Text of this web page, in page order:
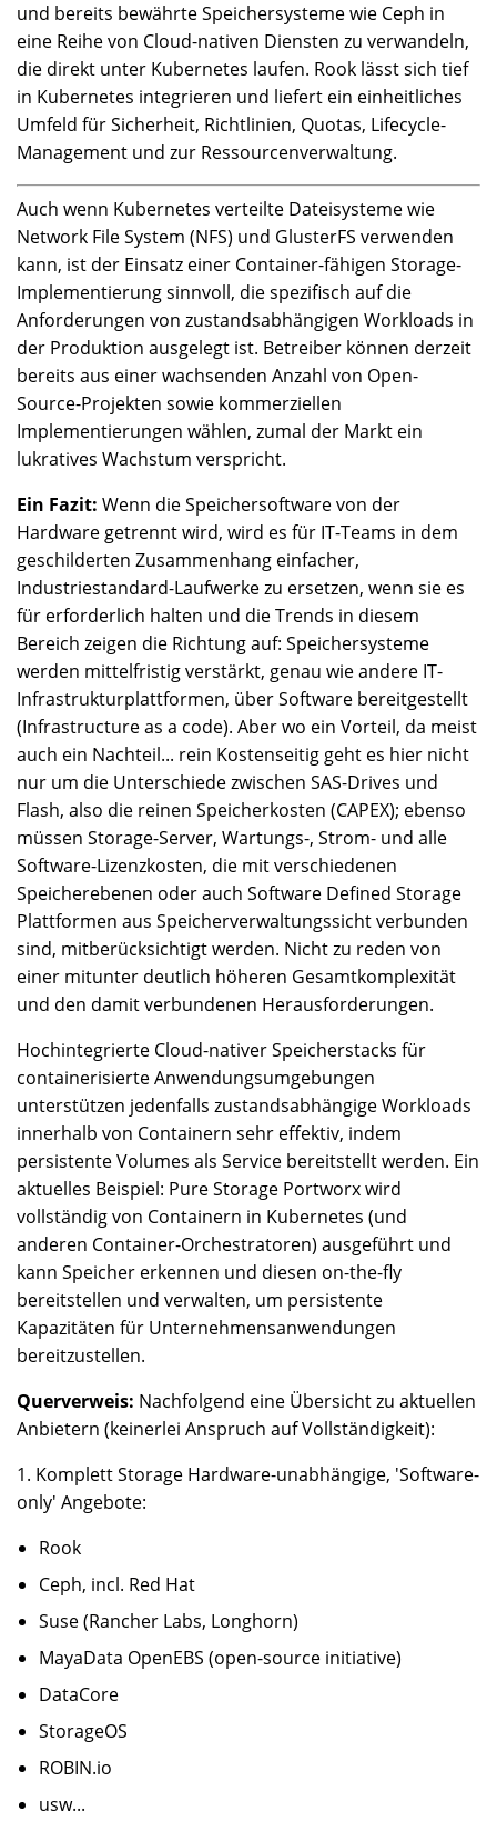
und bereits bewährte Speichersysteme wie Ceph in
eine Reihe von Cloud-nativen Diensten zu verwandeln,
die direkt unter Kubernetes laufen. Rook lässt sich tief
in Kubernetes integrieren und liefert ein einheitliches
Umfeld für Sicherheit, Richtlinien, Quotas, Lifecycle-
Management und zur Ressourcenverwaltung.
Auch wenn Kubernetes verteilte Dateisysteme wie
Network File System (NFS) und GlusterFS verwenden
kann, ist der Einsatz einer Container-fähigen Storage-
Implementierung sinnvoll, die spezifisch auf die
Anforderungen von zustandsabhängigen Workloads in
der Produktion ausgelegt ist. Betreiber können derzeit
bereits aus einer wachsenden Anzahl von Open-
Source-Projekten sowie kommerziellen
Implementierungen wählen, zumal der Markt ein
lukratives Wachstum verspricht.
Ein Fazit: Wenn die Speichersoftware von der
Hardware getrennt wird, wird es für IT-Teams in dem
geschilderten Zusammenhang einfacher,
Industriestandard-Laufwerke zu ersetzen, wenn sie es
für erforderlich halten und die Trends in diesem
Bereich zeigen die Richtung auf: Speichersysteme
werden mittelfristig verstärkt, genau wie andere IT-
Infrastrukturplattformen, über Software bereitgestellt
(Infrastructure as a code). Aber wo ein Vorteil, da meist
auch ein Nachteil... rein Kostenseitig geht es hier nicht
nur um die Unterschiede zwischen SAS-Drives und
Flash, also die reinen Speicherkosten (CAPEX); ebenso
müssen Storage-Server, Wartungs-, Strom- und alle
Software-Lizenzkosten, die mit verschiedenen
Speicherebenen oder auch Software Defined Storage
Plattformen aus Speicherverwaltungssicht verbunden
sind, mitberücksichtigt werden. Nicht zu reden von
einer mitunter deutlich höheren Gesamtkomplexität
und den damit verbundenen Herausforderungen.
Hochintegrierte Cloud-nativer Speicherstacks für
containerisierte Anwendungsumgebungen
unterstützen jedenfalls zustandsabhängige Workloads
innerhalb von Containern sehr effektiv, indem
persistente Volumes als Service bereitstellt werden. Ein
aktuelles Beispiel: Pure Storage Portworx wird
vollständig von Containern in Kubernetes (und
anderen Container-Orchestratoren) ausgeführt und
kann Speicher erkennen und diesen on-the-fly
bereitstellen und verwalten, um persistente
Kapazitäten für Unternehmensanwendungen
bereitzustellen.
Querverweis: Nachfolgend eine Übersicht zu aktuellen
Anbietern (keinerlei Anspruch auf Vollständigkeit):
1. Komplett Storage Hardware-unabhängige, 'Software-
only' Angebote:
Rook
Ceph, incl. Red Hat
Suse (Rancher Labs, Longhorn)
MayaData OpenEBS (open-source initiative)
DataCore
StorageOS
ROBIN.io
usw...